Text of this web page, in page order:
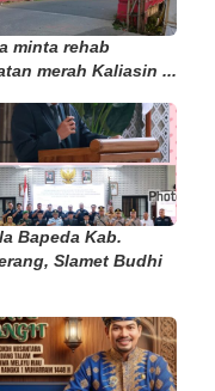
minta rehab
merah Kaliasin ...
Bapeda Kab.
Slamet Budhi